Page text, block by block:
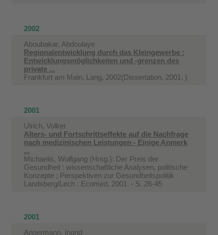
2002
Aboubakar, Abdoulaye
Regionalentwicklung durch das Kleingewerbe :
Entwicklungsmöglichkeiten und -grenzen des
private ...
Frankfurt am Main, Lang, 2002(Dissertation, 2001, )
2001
Ulrich, Volker
Alters- und Fortschrittseffekte auf die Nachfrage
nach medizinischen Leistungen - Einige Anmerk
...
Michaelis, Wolfgang (Hrsg.): Der Preis der
Gesundheit : wissenschaftliche Analysen, politische
Konzepte ; Perspektiven zur Gesundheitspolitik
Landsberg/Lech : Ecomed, 2001. - S. 26-45
2001
Angermann, Ingrid